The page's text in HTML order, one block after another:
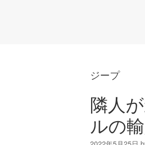
ジープ
隣人
ルの